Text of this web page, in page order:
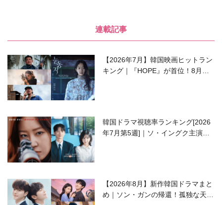
連載記事
【2026年7月】韓国映画ヒットラン
キング｜『HOPE』が首位！8月公
韓国ドラマ視聴率ランキング[2026
年7月第5週]｜ソ・イングク主演の
【2026年8月】新作韓国ドラマまと
め｜ソン・ガンの帰還！孤独な天才